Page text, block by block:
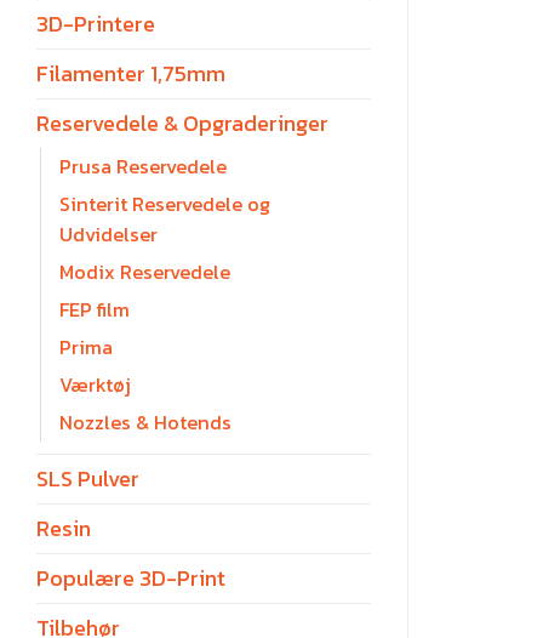
3D-Printere
Filamenter 1,75mm
Reservedele & Opgraderinger
Prusa Reservedele
Sinterit Reservedele og
Udvidelser
Modix Reservedele
FEP film
Prima
Værktøj
Nozzles & Hotends
SLS Pulver
Resin
Populære 3D-Print
Tilbehør